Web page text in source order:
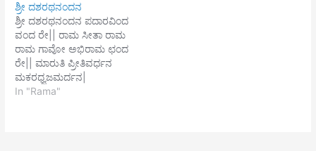
ಪರಿಹಾರ ಮಾಡಿಸಯ್ಯಾ ||1||
ಮಾರುತಿ ಸದಾಗತಿ ಭಾರತೀಪತಿ
ಯತಿ | ಮಾರಾರಾತಿಗೆ ನೀ ಗತಿ ||
ಮಾರುತ್ತರ ಕಾಣೆ ಮಾರುತಿ
ಮಾರಿಗಳಿಗೆ ನಿರುತ ಮಾರಕ
ನೀನಹುದೋ||2|| ವಾಯು ಎನಗೆ
ಸಂಪೂರ್ಣಾಯು ಪಾಲಿಸೊ ಸರ್ವ |
ಶ್ರೀ ದಶರಥನಂದನ
ಶ್ರೀ ದಶರಥನಂದನ ಪದಾರವಿಂದ
ವಂದ ರೇ|| ರಾಮ ಸೀತಾ ರಾಮ
ರಾಮ ಗಾವೋ ಅಭಿರಾಮ ಛಂದ
ರೇ|| ಮಾರುತಿ ಪ್ರೀತಿವರ್ಧನ
ಮಕರಧ್ವಜಮರ್ದನ|
ಯಮಯಂತ್ರಣಾಭಂಜನ ಭಜ
In "Rama"